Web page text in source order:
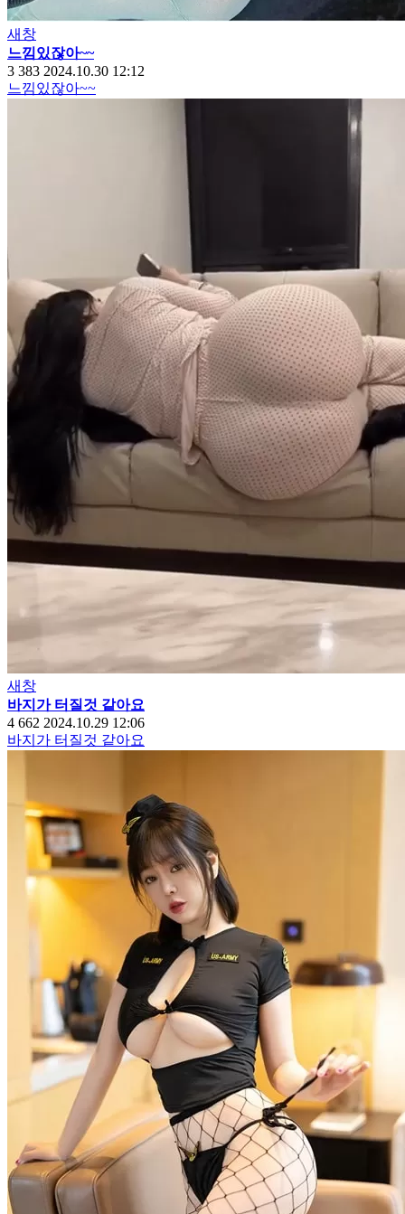
새창
느낌있잖아~~
3 383 2024.10.30 12:12
느낌있잖아~~
새창
바지가 터질것 같아요
4 662 2024.10.29 12:06
바지가 터질것 같아요